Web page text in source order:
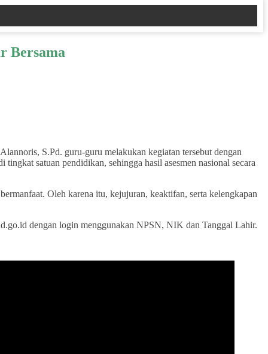
Bersama
S.Pd. guru-guru melakukan kegiatan tersebut dengan
satuan pendidikan, sehingga hasil asesmen nasional secara
Oleh karena itu, kejujuran, keaktifan, serta kelengkapan
dengan login menggunakan NPSN, NIK dan Tanggal Lahir.